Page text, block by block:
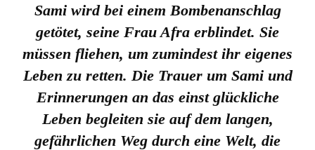
Sami wird bei einem Bombenanschlag
getötet, seine Frau Afra erblindet. Sie
müssen fliehen, um zumindest ihr eigenes
Leben zu retten. Die Trauer um Sami und
Erinnerungen an das einst glückliche
Leben begleiten sie auf dem langen,
gefährlichen Weg durch eine Welt, die